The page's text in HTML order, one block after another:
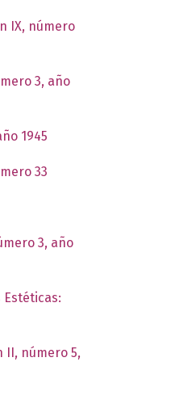
IX, número
3, año
1945
33
3, año
II, número 5,